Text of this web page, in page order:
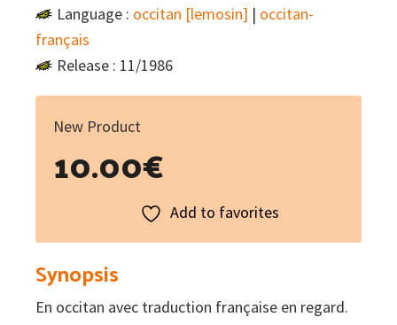
Language : occitan [lemosin] | occitan-
français
Release : 11/1986
New Product
10.00€
Add to favorites
Synopsis
En occitan avec traduction française en regard.